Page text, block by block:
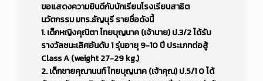
ขอแสดงความยินดีกับนักเรียนโรงเรียนสาธิต
นวัตกรรม มทร.ธัญบุรี รายชื่อดังนี้
1. เด็กหญิงคุณิตา ไทยบุญนาค (เจ้านาย) ป.3/2 ได้รับ
รางวัลชนะเลิศอันดับ 1 รุ่นอายุ 9-10 ปี ประเภทต่อสู้
Class A (weight 27-29 kg.)
2. เด็กชายคุณานนท์ ไทยบุญนาค (เจ้าคุณ) ป.5/1 0 ได้